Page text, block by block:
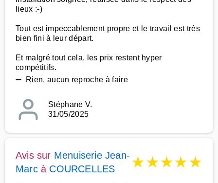
lieux :-)
Tout est impeccablement propre et le travail est très
bien fini à leur départ.
Et malgré tout cela, les prix restent hyper
compétitifs.
➖ Rien, aucun reproche à faire
Stéphane V.
31/05/2025
Avis sur Menuiserie Jean-
Marcà COURCELLES ★★★★★